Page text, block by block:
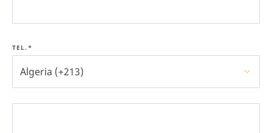
TEL.*
Algeria (+213)